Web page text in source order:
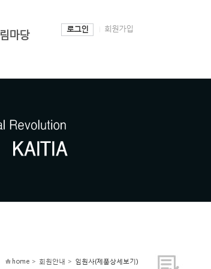
로그인 회원가입
마당
home > 회원안내 > 임원사(제품상세보기)